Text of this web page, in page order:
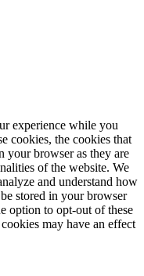
experience while you
cookies, the cookies that
your browser as they are
of the website. We
and understand how
stored in your browser
option to opt-out of these
may have an effect